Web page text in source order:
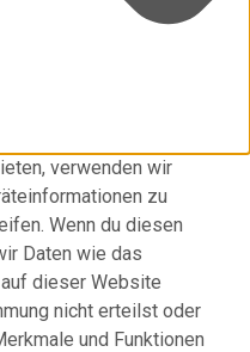
verwenden wir
zu
Wenn du diesen
Daten wie das
dieser Website
nicht erteilst oder
und Funktionen